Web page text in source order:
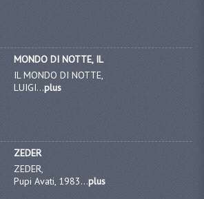
MONDO DI NOTTE, IL
IL MONDO DI NOTTE,
LUIGI...plus
ZEDER
ZEDER,
Pupi Avati, 1983...plus